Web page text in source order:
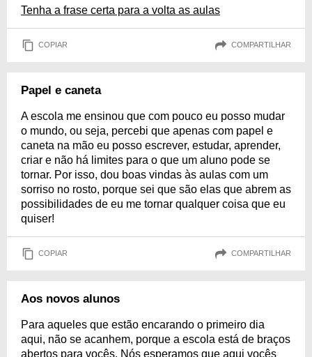
Tenha a frase certa para a volta as aulas
COPIAR COMPARTILHAR
Papel e caneta
A escola me ensinou que com pouco eu posso mudar
o mundo, ou seja, percebi que apenas com papel e
caneta na mão eu posso escrever, estudar, aprender,
criar e não há limites para o que um aluno pode se
tornar. Por isso, dou boas vindas às aulas com um
sorriso no rosto, porque sei que são elas que abrem as
possibilidades de eu me tornar qualquer coisa que eu
quiser!
COPIAR COMPARTILHAR
Aos novos alunos
Para aqueles que estão encarando o primeiro dia
aqui, não se acanhem, porque a escola está de braços
abertos para vocês. Nós esperamos que aqui vocês